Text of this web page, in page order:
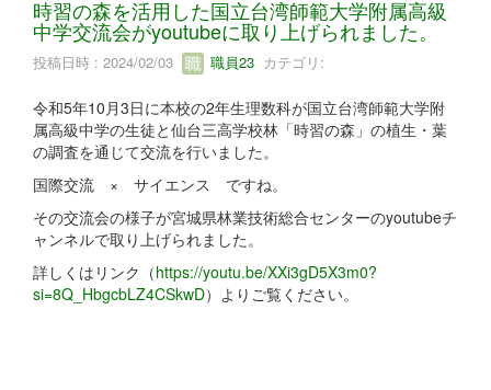
時習の森を活用した国立台湾師範大学附属高級
中学交流会がyoutubeに取り上げられました。
投稿日時 : 2024/02/03 職員23 カテゴリ:
令和5年10月3日に本校の2年生理数科が国立台湾師範大学附
属高級中学の生徒と仙台三高学校林「時習の森」の植生・葉
の調査を通じて交流を行いました。
国際交流 × サイエンス ですね。
その交流会の様子が宮城県林業技術総合センターのyoutubeチ
ャンネルで取り上げられました。
詳しくはリンク（https://youtu.be/XXi3gD5X3m0?
si=8Q_HbgcbLZ4CSkwD）よりご覧ください。